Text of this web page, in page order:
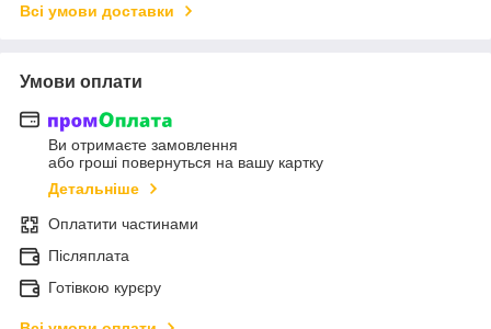
Всі умови доставки
Умови оплати
Ви отримаєте замовлення
або гроші повернуться на вашу картку
Детальніше
Оплатити частинами
Післяплата
Готівкою курєру